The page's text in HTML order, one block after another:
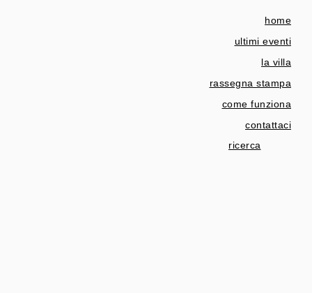
home
ultimi eventi
la villa
rassegna stampa
come funziona
contattaci